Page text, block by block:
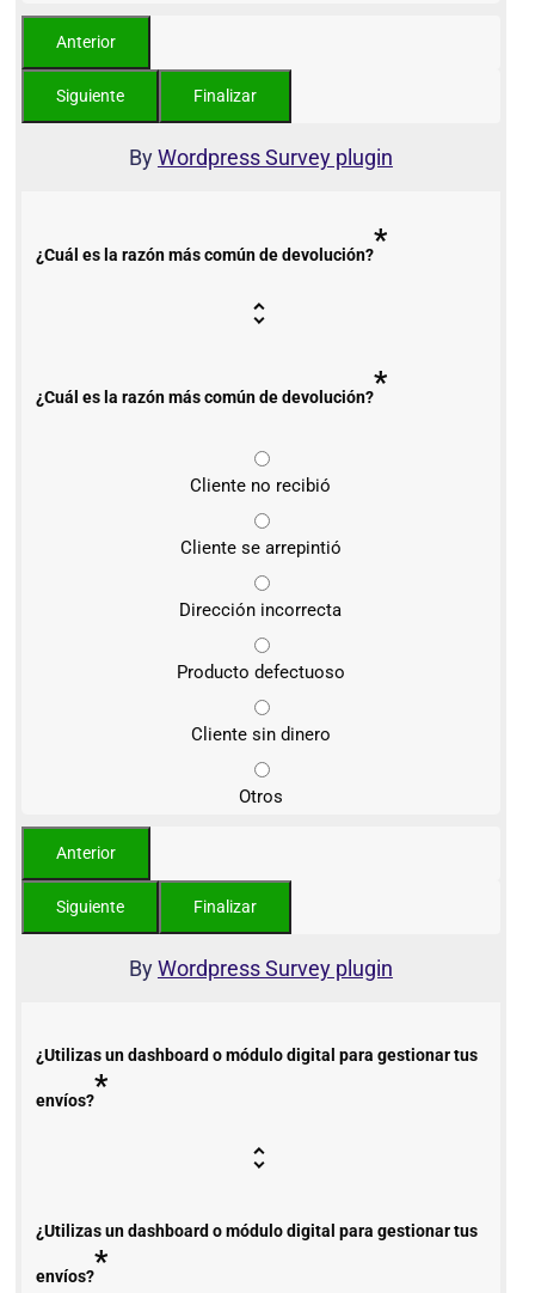
ByWordpress Survey plugin
¿Cuál es la razón más común de devolución?*
¿Cuál es la razón más común de devolución?*
Cliente no recibió
Cliente se arrepintió
Dirección incorrecta
Producto defectuoso
Cliente sin dinero
Otros
ByWordpress Survey plugin
¿Utilizas un dashboard o módulo digital para gestionar tus
envíos?*
¿Utilizas un dashboard o módulo digital para gestionar tus
envíos?*